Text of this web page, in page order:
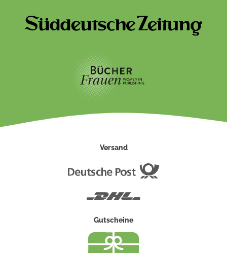
Versand
Gutscheine